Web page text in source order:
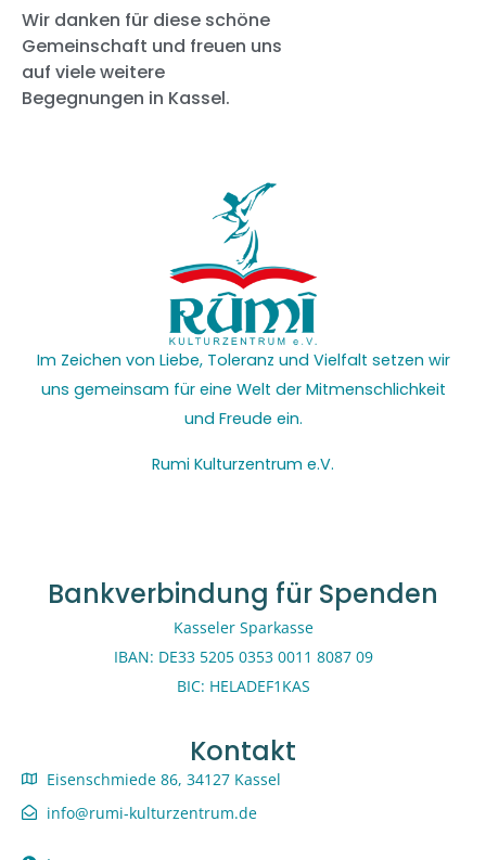
Wir danken für diese schöne
Gemeinschaft und freuen uns
auf viele weitere
Begegnungen in Kassel.
Im Zeichen von Liebe, Toleranz und Vielfalt setzen wir
uns gemeinsam für eine Welt der Mitmenschlichkeit
und Freude ein.
Rumi Kulturzentrum e.V.
Bankverbindung für Spenden
Kasseler Sparkasse
IBAN: DE33 5205 0353 0011 8087 09
BIC: HELADEF1KAS
Kontakt
Eisenschmiede 86, 34127 Kassel
info@rumi-kulturzentrum.de